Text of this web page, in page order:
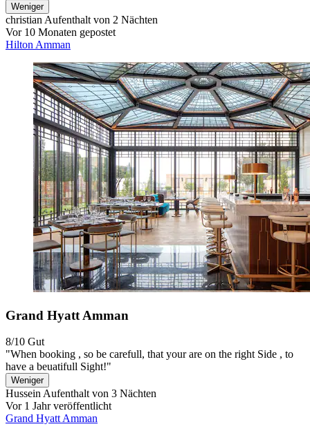
Weniger
christian Aufenthalt von 2 Nächten
Vor 10 Monaten gepostet
Hilton Amman
Grand Hyatt Amman
8/10 Gut
"When booking , so be carefull, that your are on the right Side , to
have a beuatifull Sight!"
Weniger
Hussein Aufenthalt von 3 Nächten
Vor 1 Jahr veröffentlicht
Grand Hyatt Amman